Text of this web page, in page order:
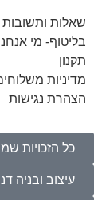
שאלות ותשובות
בליטוף- מי
תקנון
מדיניות
הצהרת נגישות
כל הזכויות
עיצוב ובניה